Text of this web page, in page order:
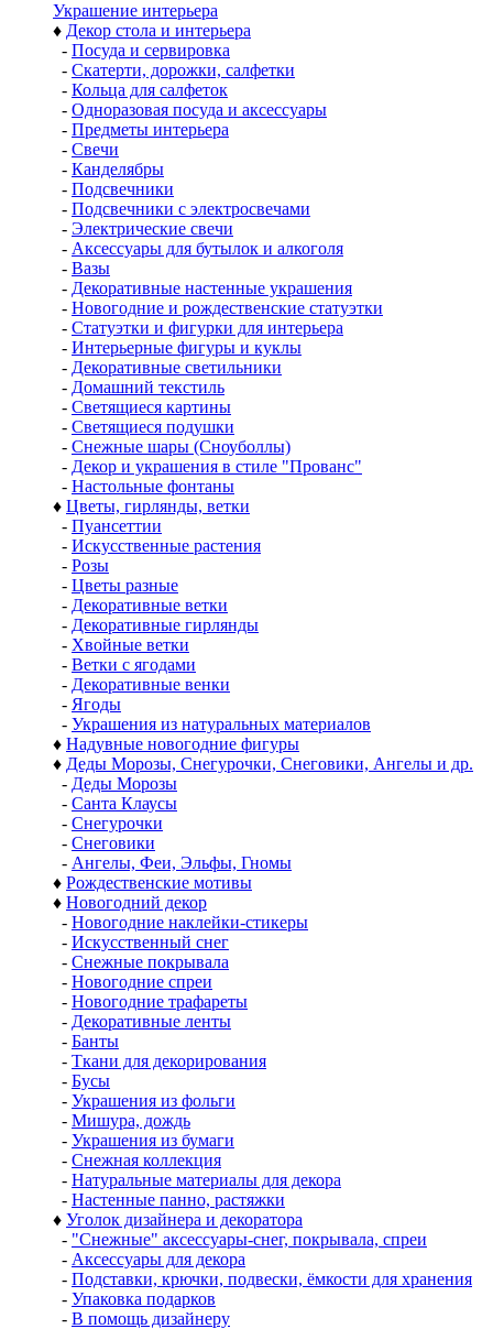
Украшение интерьера
♦ Декор стола и интерьера
- Посуда и сервировка
- Скатерти, дорожки, салфетки
- Кольца для салфеток
- Одноразовая посуда и аксессуары
- Предметы интерьера
- Свечи
- Канделябры
- Подсвечники
- Подсвечники с электросвечами
- Электрические свечи
- Аксессуары для бутылок и алкоголя
- Вазы
- Декоративные настенные украшения
- Новогодние и рождественские статуэтки
- Статуэтки и фигурки для интерьера
- Интерьерные фигуры и куклы
- Декоративные светильники
- Домашний текстиль
- Светящиеся картины
- Светящиеся подушки
- Снежные шары (Сноуболлы)
- Декор и украшения в стиле "Прованс"
- Настольные фонтаны
♦ Цветы, гирлянды, ветки
- Пуансеттии
- Искусственные растения
- Розы
- Цветы разные
- Декоративные ветки
- Декоративные гирлянды
- Хвойные ветки
- Ветки с ягодами
- Декоративные венки
- Ягоды
- Украшения из натуральных материалов
♦ Надувные новогодние фигуры
♦ Деды Морозы, Снегурочки, Снеговики, Ангелы и др.
- Деды Морозы
- Санта Клаусы
- Снегурочки
- Снеговики
- Ангелы, Феи, Эльфы, Гномы
♦ Рождественские мотивы
♦ Новогодний декор
- Новогодние наклейки-стикеры
- Искусственный снег
- Снежные покрывала
- Новогодние спреи
- Новогодние трафареты
- Декоративные ленты
- Банты
- Ткани для декорирования
- Бусы
- Украшения из фольги
- Мишура, дождь
- Украшения из бумаги
- Снежная коллекция
- Натуральные материалы для декора
- Настенные панно, растяжки
♦ Уголок дизайнера и декоратора
- "Снежные" аксессуары-снег, покрывала, спреи
- Аксессуары для декора
- Подставки, крючки, подвески, ёмкости для хранения
- Упаковка подарков
- В помощь дизайнеру